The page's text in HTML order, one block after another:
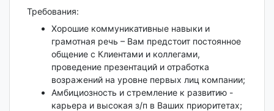
Требования:
Хорошие коммуникативные навыки и
грамотная речь – Вам предстоит постоянное
общение с Клиентами и коллегами,
проведение презентаций и отработка
возражений на уровне первых лиц компании;
Амбициозность и стремление к развитию -
карьера и высокая з/п в Ваших приоритетах;